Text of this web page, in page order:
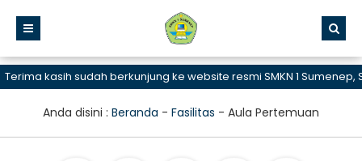
kasih sudah berkunjung ke website resmi SMKN 1 Sumenep, SMK
Anda disini : Beranda - Fasilitas - Aula Pertemuan